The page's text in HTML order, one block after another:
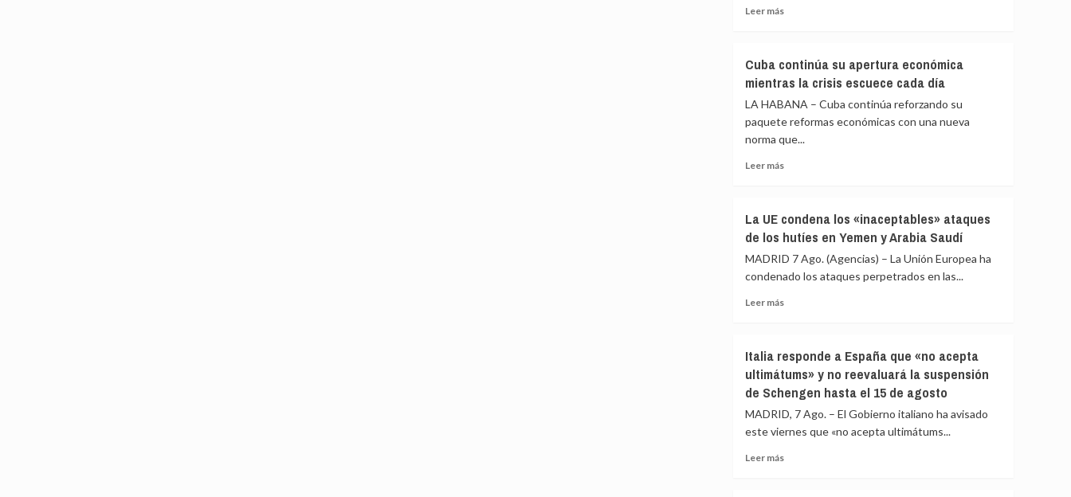
posesión
proyecto
sanciones
contra
las
de
crudo
Leer másLeer
TPI
lamenta
la
de
Chad
de
Roma
Cuba continúa su apertura económica
mientras la crisis escuece cada día
LA HABANA – Cuba continúa reforzando su
paquete reformas económicas con una nueva
norma que...
Leer másLeer
continúa
su
apertura
mientras
la
día
La UE condena los «inaceptables» ataques
de los hutíes en Yemen y Arabia Saudí
MADRID 7 Ago. (Agencias) – La Unión Europea ha
condenado los ataques perpetrados en las...
Leer másLeer
UE
condena
los
ataques
de
Italia responde a España que «no acepta
ultimátums» y no reevaluará la suspensión
de Schengen hasta el 15 de agosto
MADRID, 7 Ago. – El Gobierno italiano ha avisado
este viernes que «no acepta ultimátums...
Leer másLeer